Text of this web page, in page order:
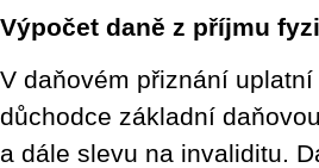
Výpočet daně z příjmu
V daňovém přiznání
důchodce základní
a dále slevu na invaliditu.